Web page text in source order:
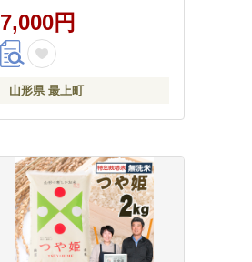
7,000円
山形県 最上町